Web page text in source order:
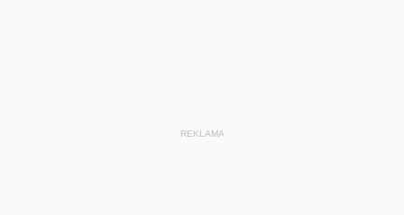
REKLAMA